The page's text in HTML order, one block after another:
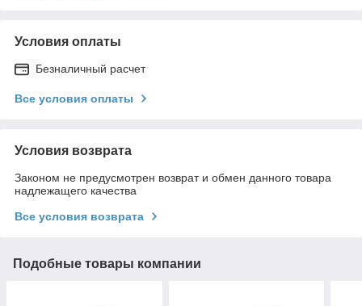
Условия оплаты
Безналичный расчет
Все условия оплаты
Условия возврата
Законом не предусмотрен возврат и обмен данного товара
надлежащего качества
Все условия возврата
Подобные товары компании